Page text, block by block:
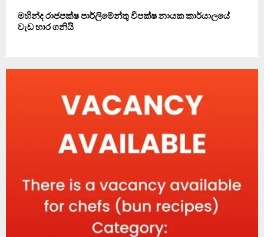
මහින්ද රාජපක්ෂ පාර්ලිමේන්තු විපක්ෂ නායක කාර්යාලයේ
වැඩ භාර ගනියි